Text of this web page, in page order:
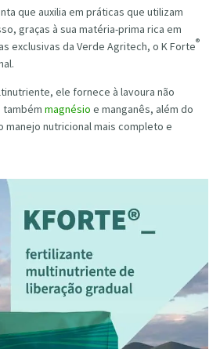
que auxilia em práticas que utilizam
graças à sua matéria-prima rica em
exclusivas da Verde Agritech, o K Forte®
ele fornece à lavoura não
magnésio e manganês, além do
manejo nutricional mais completo e